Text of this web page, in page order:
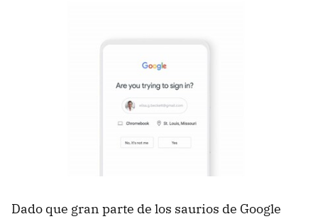
Dado que gran parte de los saurios de Google